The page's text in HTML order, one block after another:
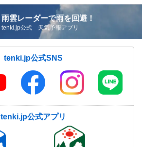
雨雲レーダーで雨を回避！
tenki.jp公式 天気予報アプリ
tenki.jp公式SNS
tenki.jp公式アプリ